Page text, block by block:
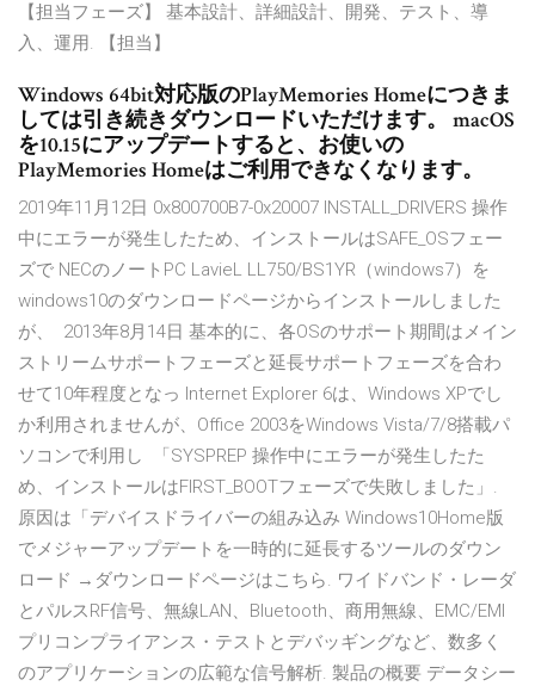
【担当フェーズ】 基本設計、詳細設計、開発、テスト、導
入、運用. 【担当】
Windows 64bit対応版のPlayMemories Homeにつきま
しては引き続きダウンロードいただけます。 macOS
を10.15にアップデートすると、お使いの
PlayMemories Homeはご利用できなくなります。
2019年11月12日 0x800700B7-0x20007 INSTALL_DRIVERS 操作
中にエラーが発生したため、インストールはSAFE_OSフェー
ズで NECのノートPC LavieL LL750/BS1YR（windows7）を
windows10のダウンロードページからインストールしました
が、 2013年8月14日 基本的に、各OSのサポート期間はメイン
ストリームサポートフェーズと延長サポートフェーズを合わ
せて10年程度となっ Internet Explorer 6は、Windows XPでし
か利用されませんが、Office 2003をWindows Vista/7/8搭載パ
ソコンで利用し 「SYSPREP 操作中にエラーが発生したた
め、インストールはFIRST_BOOTフェーズで失敗しました」.
原因は「デバイスドライバーの組み込み Windows10Home版
でメジャーアップデートを一時的に延長するツールのダウン
ロード →ダウンロードページはこちら. ワイドバンド・レーダ
とパルスRF信号、無線LAN、Bluetooth、商用無線、EMC/EMI
プリコンプライアンス・テストとデバッギングなど、数多く
のアプリケーションの広範な信号解析. 製品の概要 データシー